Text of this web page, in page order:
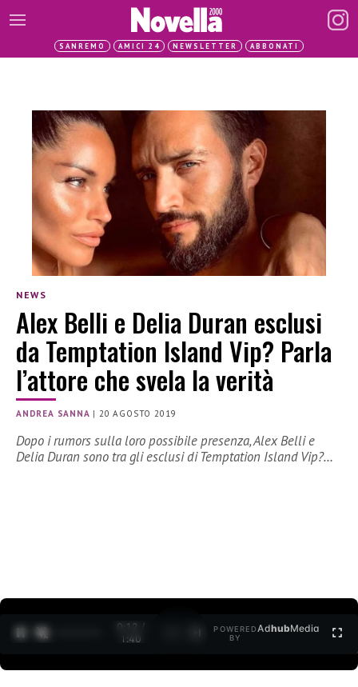
SANREMO AMICI 24 NEWSLETTER ABBONATI
NEWS
Alex Belli e Delia Duran esclusi
da Temptation Island Vip? Parla
l’attore che svela la verità
ANDREA SANNA |20 AGOSTO 2019
Dopo i rumors sulla loro possibile presenza, Alex Belli e
Delia Duran sono tra gli esclusi di Temptation Island Vip?…
0:12 /
1:40
POWERED
BY
AdhubMedia